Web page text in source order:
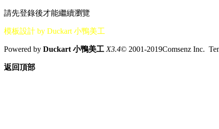
請先登錄後才能繼續瀏覽
模板設計 by Duckart 小鴨美工
Powered by Duckart 小鴨美工 X3.4© 2001-2019Comsenz Inc.
返回頂部